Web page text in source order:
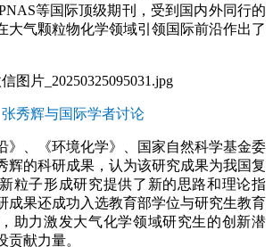
等国际顶级期刊，受到国内外同行的
大气颗粒物化学领域引领国际前沿作出了
张秀辉与国际学者讨论
》、《环境化学》、国家自然科学基金委
辉的科研成果，认为该研究成果为我国复
粒子形成研究提供了新的思路和理论指
成果还成功入选教育部学位与研究生教育
助力激发大气化学领域研究生的创新潜
贡献力量。